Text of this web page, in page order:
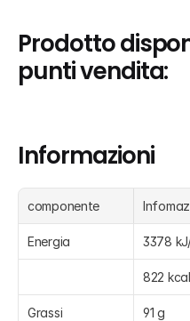
Prodotto
punti vendita:
Informazioni
componente
Energia 3378
822 kcal
Grassi 91 g